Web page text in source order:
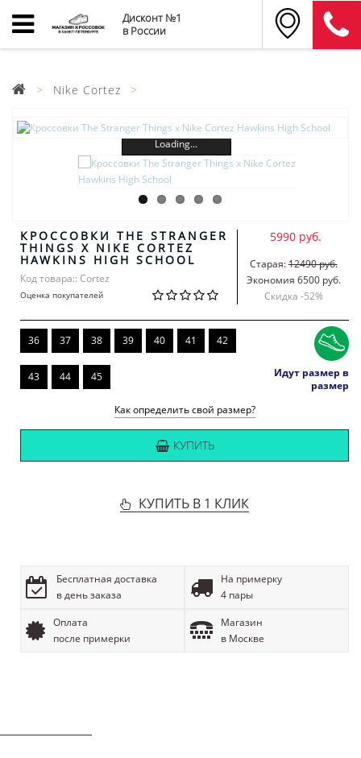
Дисконт №1
в России
Nike Cortez
Loading...
КРОССОВКИ THE STRANGER
THINGS X NIKE CORTEZ
HAWKINS HIGH SCHOOL
Код товара:: Cortez
Оценка покупателей
5990 руб.
Старая:12490 руб.
Экономия 6500 руб.
Скидка -52%
36 37 38 39 40 41 42
43 44 45
Идут размер в
размер
Как определить свой размер?
КУПИТЬ
КУПИТЬ В 1 КЛИК
Бесплатная доставка
в день заказа
На примерку
4 пары
Оплата
после примерки
Магазин
в Москве